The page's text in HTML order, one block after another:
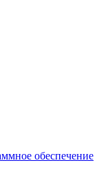
обеспечение